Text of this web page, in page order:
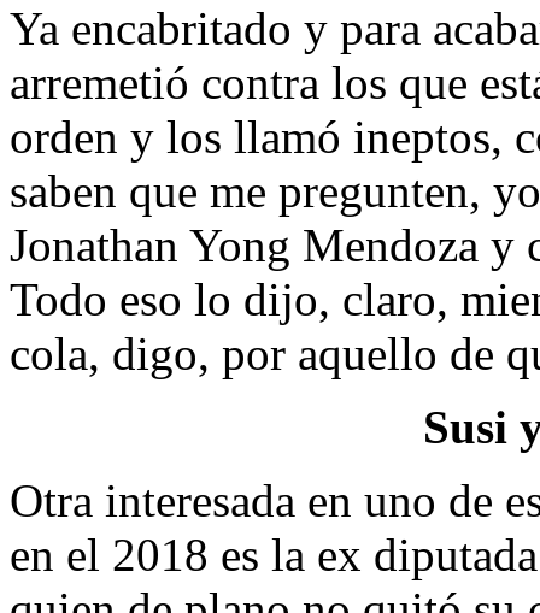
Ya encabritado y para
arremetió contra los que
orden y los llamó ineptos,
saben que me pregunten,
Jonathan Yong Mendoza y
Todo eso lo dijo, claro,
cola, digo, por aquello de
Susi
Otra interesada en uno de
en el 2018 es la ex